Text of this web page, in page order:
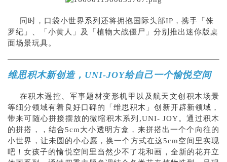
同时，口袋小世界系列还将拥抱国际头部IP，携手「侏
罗纪」、「小黄人」及「植物大战僵尸」分别推出迷你版桌
面场景玩具。
维思积木新创造，UNI-JOY给自己一个愉悦空间
在积木遥控、军事题材变形机甲以及航天文创积木场景
等细分领域有着良好口碑的「维思积木」创新开辟新领域，
带来可随心拼接摆放的微缩积木系列,UNI- JOY。通过积木
的拼搭，，结合5cm大小透明方盒，来拼搭出一个个向往的
小世界，让未圆的小心愿，换一个方式在这5cm空间里实现
吧！女孩子的愉悦空间里当然少不了花和画，全新的花卉立